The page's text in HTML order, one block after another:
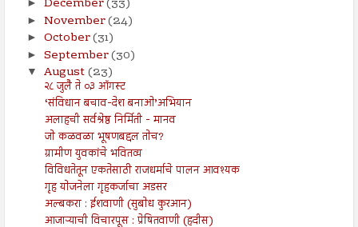
December(33)
► November(24)
► October(31)
► September(30)
▼ August(23)
२८ जुलै ते ०३ ऑगस्ट
‘संविधान बचाव-देश बनाओ’अभियान
अलाहची सर्वश्रेष्ठ निर्मिती - मानव
जो कळवळा भूषणबद्दल तोच?
ग्रामीण युवकांचे भवितव्य
विविधतेतून एकतेसाठी राजधर्माचे पालन आवश्यक
गृह योजनेला गृहकर्जाचा अडसर
अल्बकरा : ईशवाणी (सुबोध कुरआन)
आजाऱ्याची विचारपूस : प्रेषितवाणी (हदीस)